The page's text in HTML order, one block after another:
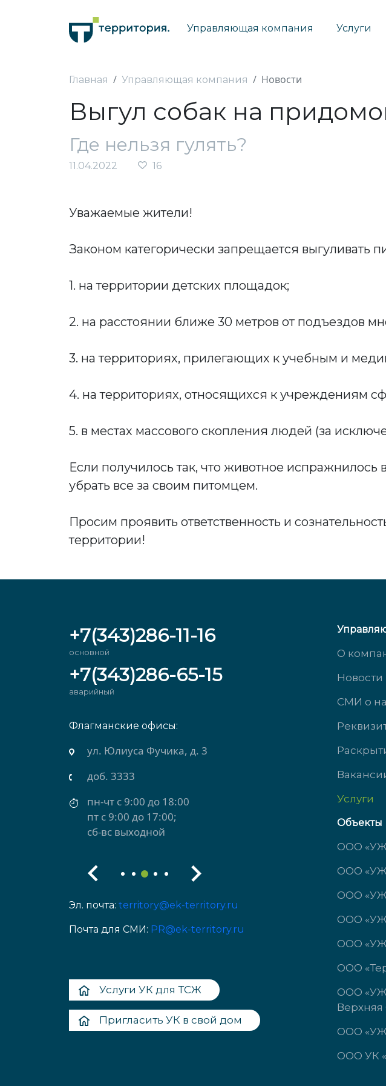
Управляющая компания Услуги
Главная Управляющая компания Новости
Выгул собак на
Где нельзя гулять?
11.04.2022 16
Уважаемые жители!
Законом категорически запрещается выгуливать
1. на территории детских площадок;
2. на расстоянии ближе 30 метров от подъездов
3. на территориях, прилегающих к учебным и
4. на территориях, относящихся к учреждениям
5. в местах массового скопления людей (за
Если получилось так, что животное
убрать все за своим питомцем.
Просим проявить ответственность и
территории!
+7(343)286-11-16
основной
+7(343)286-65-15
аварийный
Флагманские офисы:
ул. Юлиуса Фучика, д. 3
доб. 3333
пн-чт с 9:00 до 18:00
пт с 9:00 до 17:00;
сб-вс выходной
ул. Михеева, д.
доб. 3434
пн-чт с 9:00 до
пт с 9:00 до 17:00
Эл. почта: territory@ek-territory.ru
Почта для СМИ: PR@ek-territory.ru
Услуги УК для ТСЖ
Пригласить УК в свой дом
О
Новости
СМИ о
Услуги
Объекты
ООО
ООО
ООО
ООО
ООО
ООО
ООО
Верхняя
ООО
ООО УК